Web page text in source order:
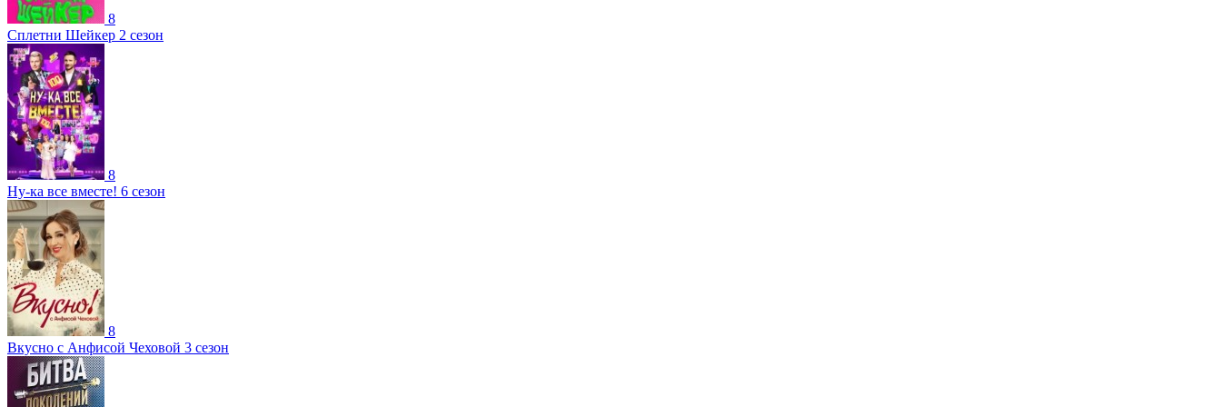
8
Сплетни Шейкер 2 сезон
8
Ну-ка все вместе! 6 сезон
8
Вкусно с Анфисой Чеховой 3 сезон